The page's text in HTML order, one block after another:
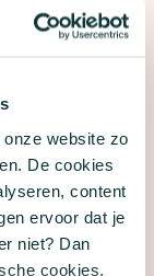
website zo
De cookies
content
ervoor dat je
niet? Dan
cookies,
het
de vraag in
zijn